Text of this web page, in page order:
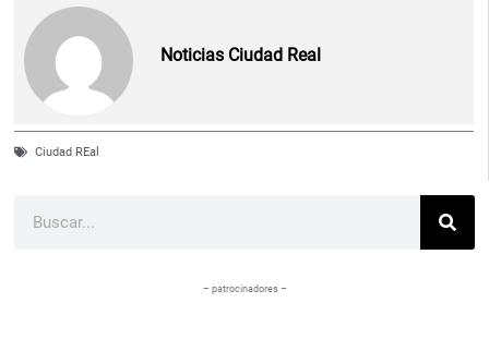
Noticias Ciudad Real
Ciudad REal
– patrocinadores –